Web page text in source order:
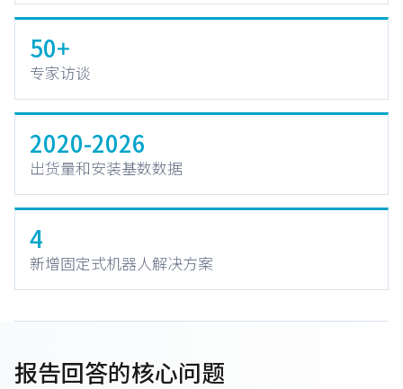
50+
专家访谈
2020-2026
出货量和安装基数数据
4
新增固定式机器人解决方案
报告回答的核心问题